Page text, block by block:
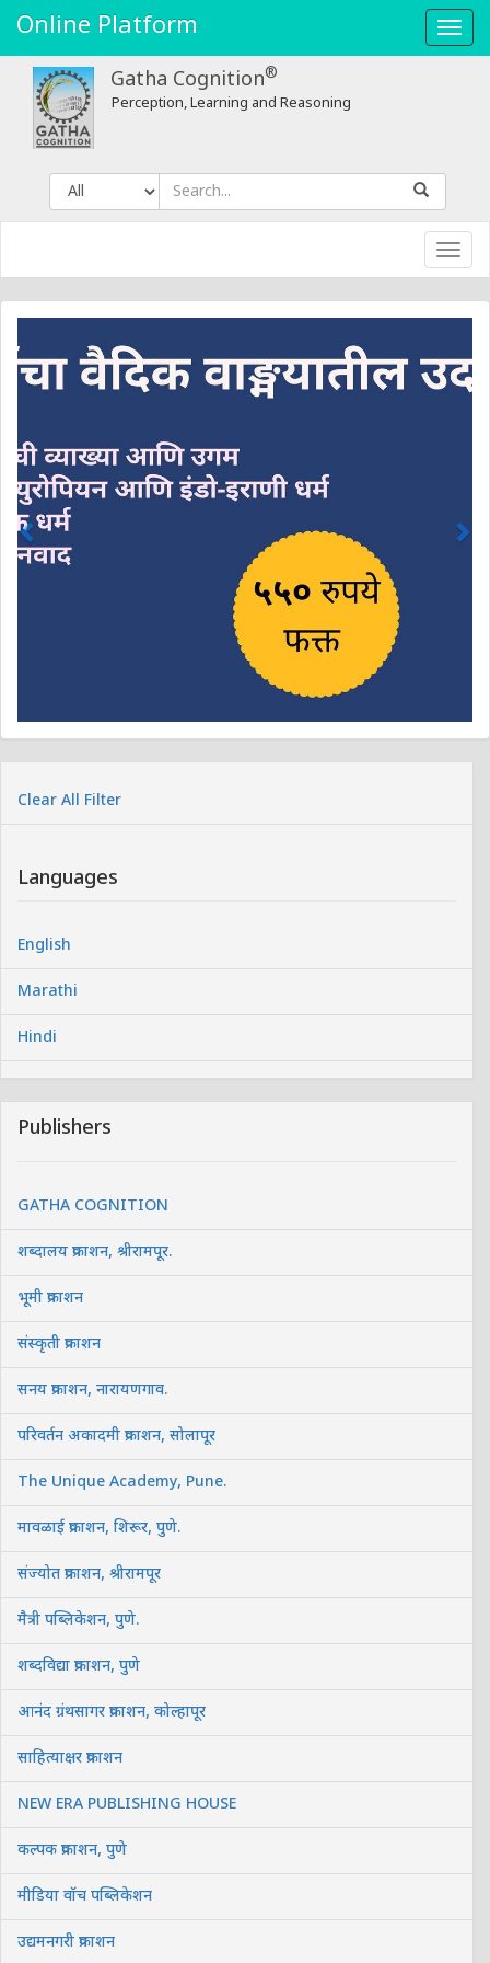
Gatha
Cognition
Online Platform
Gatha Cognition®
Perception, Learning and Reasoning
Clear All Filter
Languages
English
Marathi
Hindi
Publishers
GATHA COGNITION
शब्दालय प्रकाशन, श्रीरामपूर.
भूमी प्रकाशन
संस्कृती प्रकाशन
सनय प्रकाशन, नारायणगाव.
परिवर्तन अकादमी प्रकाशन, सोलापूर
The Unique Academy, Pune.
मावळाई प्रकाशन, शिरूर, पुणे.
संज्योत प्रकाशन, श्रीरामपूर
मैत्री पब्लिकेशन, पुणे.
शब्दविद्या प्रकाशन, पुणे
आनंद ग्रंथसागर प्रकाशन, कोल्हापूर
साहित्याक्षर प्रकाशन
NEW ERA PUBLISHING HOUSE
कल्पक प्रकाशन, पुणे
मीडिया वॉच पब्लिकेशन
उद्यमनगरी प्रकाशन